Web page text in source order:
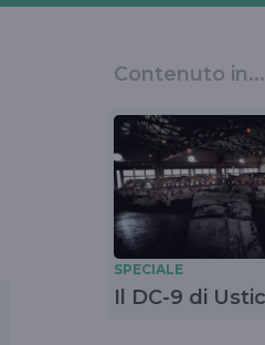
Contenuto in...
SPECIALE
Il DC-9 di